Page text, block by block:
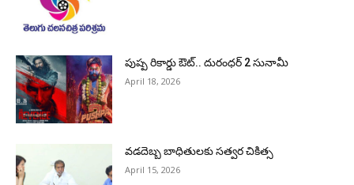
పుష్ప రికార్డు ఔట్‌.. దురంధ‌ర్ 2 సునామీ
April 18, 2026
వడదెబ్బ బాధితులకు సత్వర చికిత్స
April 15, 2026